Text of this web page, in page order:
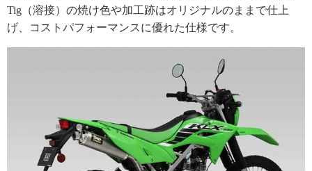
Tig（溶接）の焼け色や加工跡はオリジナルのままで仕上
げ、コストパフォーマンスに優れた仕様です。